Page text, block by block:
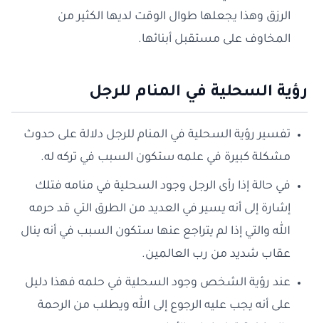
الرزق وهذا يجعلها طوال الوقت لديها الكثير من
المخاوف على مستقبل أبنائها.
رؤية السحلية في المنام للرجل
تفسير رؤية السحلية في المنام للرجل دلالة على حدوث
مشكلة كبيرة في علمه ستكون السبب في تركه له.
في حالة إذا رأى الرجل وجود السحلية في منامه فتلك
إشارة إلى أنه يسير في العديد من الطرق التي قد حرمه
الله والتي إذا لم يتراجع عنها ستكون السبب في أنه ينال
عقاب شديد من رب العالمين.
عند رؤية الشخص وجود السحلية في حلمه فهذا دليل
على أنه يجب عليه الرجوع إلى الله ويطلب من الرحمة